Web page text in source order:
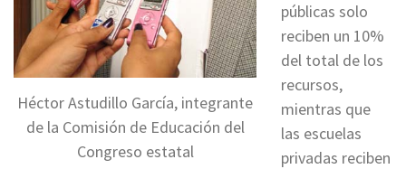
Héctor Astudillo García, integrante
de la Comisión de Educación del
Congreso estatal
públicas solo
reciben un 10%
del total de los
recursos,
mientras que
las escuelas
privadas reciben